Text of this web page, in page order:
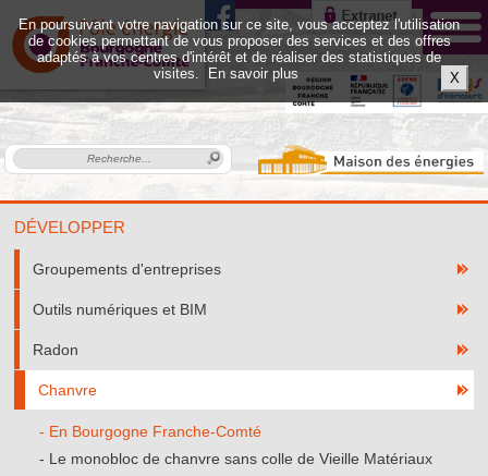
DÉVELOPPER
Groupements d'entreprises
Outils numériques et BIM
Radon
Chanvre
En Bourgogne Franche-Comté
Le monobloc de chanvre sans colle de Vieille Matériaux
En poursuivant votre navigation sur ce site, vous acceptez l'utilisation
de cookies permettant de vous proposer des services et des offres
adaptés à vos centres d'intérêt et de réaliser des statistiques de
visites.
En savoir plus X